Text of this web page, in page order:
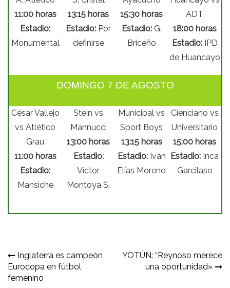
11:00 horas
Estadio:
Monumental
13:15 horas
Estadio: Por
definirse
15:30 horas
Estadio:G.
Briceño
ADT
18:00 horas
Estadio:IPD
de Huancayo
DOMINGO 7 DE AGOSTO
César Vallejo
vs Atlético
Grau
11:00 horas
Estadio:
Mansiche
Stein vs
Mannucci
13:00 horas
Estadio:
Víctor
Montoya S.
Municipal vs
Sport Boys
13:15 horas
Estadio:Iván
Elías Moreno
Cienciano vs
Universitario
15:00 horas
Estadio: Inca
Garcilaso
Navegación
de
Inglaterra es campeón
Eurocopa en fútbol
femenino
YOTÚN: “Reynoso merece
una oportunidad»